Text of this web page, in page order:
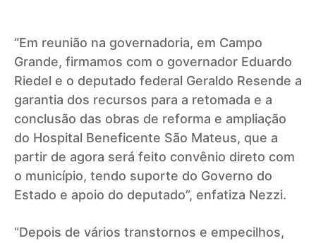
“Em reunião na governadoria, em Campo
Grande, firmamos com o governador Eduardo
Riedel e o deputado federal Geraldo Resende a
garantia dos recursos para a retomada e a
conclusão das obras de reforma e ampliação
do Hospital Beneficente São Mateus, que a
partir de agora será feito convênio direto com
o município, tendo suporte do Governo do
Estado e apoio do deputado”, enfatiza Nezzi.
“Depois de vários transtornos e empecilhos,